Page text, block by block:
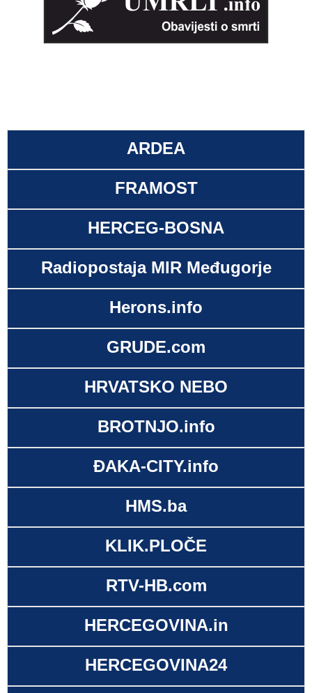
ARDEA
FRAMOST
HERCEG-BOSNA
Radiopostaja MIR Međugorje
Herons.info
GRUDE.com
HRVATSKO NEBO
BROTNJO.info
ĐAKA-CITY.info
HMS.ba
KLIK.PLOČE
RTV-HB.com
HERCEGOVINA.in
HERCEGOVINA24